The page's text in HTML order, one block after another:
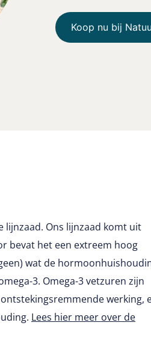
Koop nu bij
Ons lijnzaad komt uit
bevat het een extreem hoog
wat de
3. Omega-3 vetzuren zijn
werking,
Lees hier meer over de